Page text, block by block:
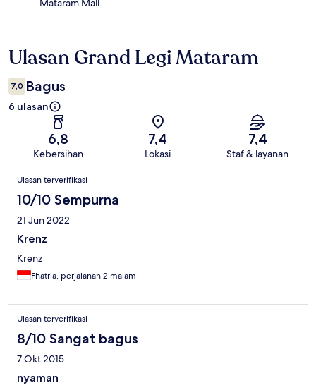
Mataram Mall.
Ulasan
Ulasan Grand Legi Mataram
7,0 Bagus
6 ulasan
6,8
Kebersihan
7,4
Lokasi
7,4
Staf & layanan
Ulasan
Ulasan terverifikasi
10/10 Sempurna
21 Jun 2022
Krenz
Krenz
Fhatria, perjalanan 2 malam
Ulasan terverifikasi
8/10 Sangat bagus
7 Okt 2015
nyaman